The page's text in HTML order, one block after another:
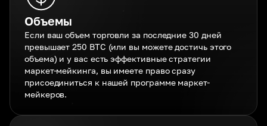
Объемы
Если ваш объем торговли за последние 30 дней
превышает 250 BTC (или вы можете достичь этого
объема) и у вас есть эффективные стратегии
маркет-мейкинга, вы имеете право сразу
присоединиться к нашей программе маркет-
мейкеров.